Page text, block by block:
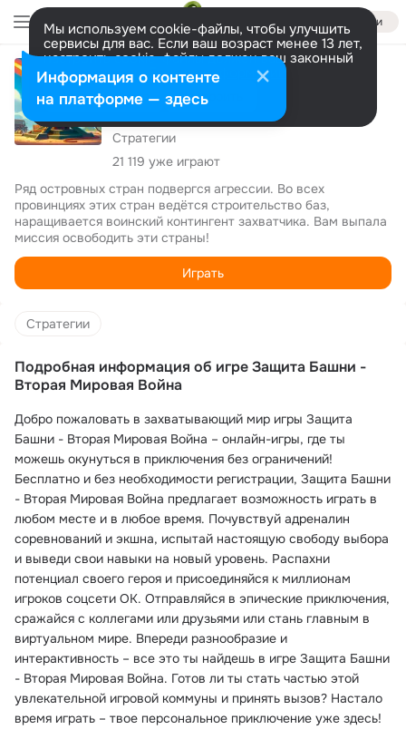
Войти
Мы используем cookie-файлы, чтобы улучшить
сервисы для вас. Если ваш возраст менее 13 лет,
настроить cookie-файлы должен ваш законный
представитель. Больше информации
Разрешить все Настроить
Защита Башни - Вторая Мировая
Стратегии
21 119 уже играют
Ряд островных стран подвергся агрессии. Во всех
провинциях этих стран ведётся строительство баз,
наращивается воинский контингент захватчика. Вам выпала
миссия освободить эти страны!
Играть
Стратегии
Подробная информация об игре Защита Башни -
Вторая Мировая Война
Добро пожаловать в захватывающий мир игры Защита
Башни - Вторая Мировая Война – онлайн-игры, где ты
можешь окунуться в приключения без ограничений!
Бесплатно и без необходимости регистрации, Защита Башни
- Вторая Мировая Война предлагает возможность играть в
любом месте и в любое время. Почувствуй адреналин
соревнований и экшна, испытай настоящую свободу выбора
и выведи свои навыки на новый уровень. Распахни
потенциал своего героя и присоединяйся к миллионам
игроков соцсети ОК. Отправляйся в эпические приключения,
сражайся с коллегами или друзьями или стань главным в
виртуальном мире. Впереди разнообразие и
интерактивность – все это ты найдешь в игре Защита Башни
- Вторая Мировая Война. Готов ли ты стать частью этой
увлекательной игровой коммуны и принять вызов? Настало
время играть – твое персональное приключение уже здесь!
Информация о контенте
на платформе — здесь